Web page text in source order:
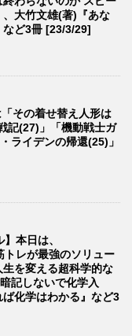
、大竹文雄(著)『あな
など3冊 [23/3/29]
その着せ替え人形は
記(27)」「機動戦士ガ
ライデンの帰還(25)」
本日は、
レが最強のソリュー
を変える超科学的な
記しないで化学入
化学はわかる』など3